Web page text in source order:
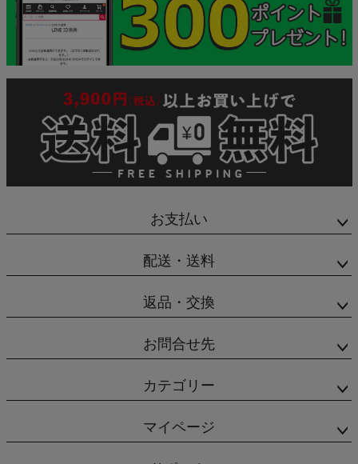
お支払い
配送・送料
返品・交換
お問合せ先
カテゴリー
マイページ